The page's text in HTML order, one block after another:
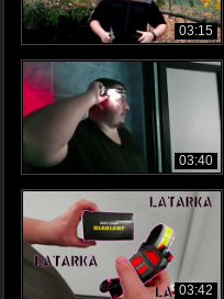
03:15
03:40
03:42